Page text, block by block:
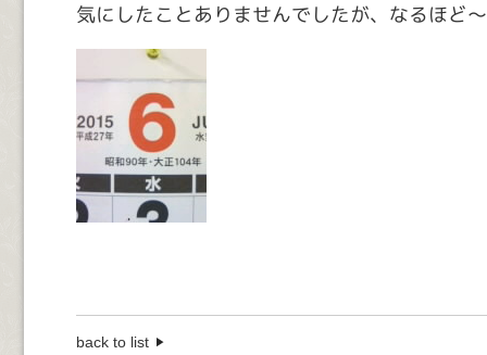
気にしたことありませんでしたが、なるほど
back to list